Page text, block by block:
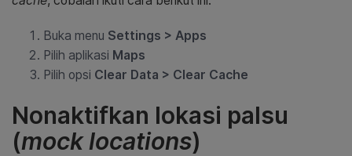
Buka menu Settings > Apps
Pilih aplikasi Maps
Pilih opsi Clear Data > Clear Cache
Nonaktifkan lokasi palsu
(mock locations)